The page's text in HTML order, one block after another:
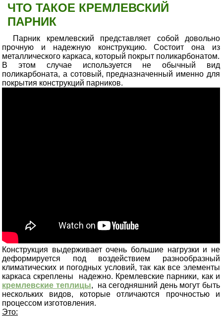
ЧТО ТАКОЕ КРЕМЛЕВСКИЙ
ПАРНИК
Парник кремлевский представляет собой довольно
прочную и надежную конструкцию. Состоит она из
металлического каркаса, который покрыт поликарбонатом.
В этом случае используется не обычный вид
поликарбоната, а сотовый, предназначенный именно для
покрытия конструкций парников.
Конструкция выдерживает очень большие нагрузки и не
деформируется под воздействием разнообразный
климатических и погодных условий, так как все элементы
каркаса скреплены надежно. Кремлевские парники, как и
кремлевские теплицы, на сегодняшний день могут быть
нескольких видов, которые отличаются прочностью и
процессом изготовления.
Это: